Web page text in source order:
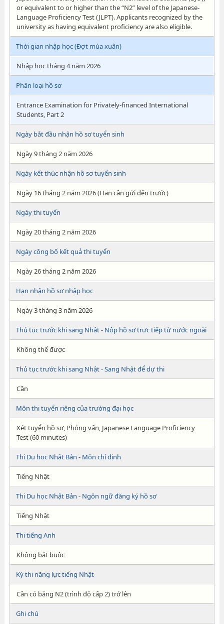
or equivalent to or higher than the “N2” level of the Japanese-
Language Proficiency Test (JLPT). Applicants recognized by the
university as having equivalent proficiency are also eligible.
Thời gian nhập học (Đợt mùa xuân)
Nhập học tháng 4 năm 2026
Phân loại hồ sơ
Entrance Examination for Privately-financed International
Students, Part 2
Ngày bắt đầu nhận hồ sơ tuyển sinh
Ngày 9 tháng 2 năm 2026
Ngày kết thúc nhận hồ sơ tuyển sinh
Ngày 16 tháng 2 năm 2026 (Hạn cần gửi đến trước)
Ngày thi tuyển
Ngày 20 tháng 2 năm 2026
Ngày công bố kết quả thi tuyển
Ngày 26 tháng 2 năm 2026
Hạn nhận hồ sơ nhập học
Ngày 3 tháng 3 năm 2026
Thủ tục trước khi sang Nhật - Nộp hồ sơ trực tiếp từ nước ngoài
Không thể được
Thủ tục trước khi sang Nhật - Sang Nhật để dự thi
Cần
Môn thi tuyển riêng của trường đại học
Xét tuyển hồ sơ, Phỏng vấn, Japanese Language Proficiency
Test (60 minutes)
Thi Du học Nhật Bản - Môn chỉ định
Tiếng Nhật
Thi Du học Nhật Bản - Ngôn ngữ đăng ký hồ sơ
Tiếng Nhật
Thi tiếng Anh
Không bắt buộc
Kỳ thi năng lực tiếng Nhật
Cần có bằng N2 (trình độ cấp 2) trở lên
Ghi chú